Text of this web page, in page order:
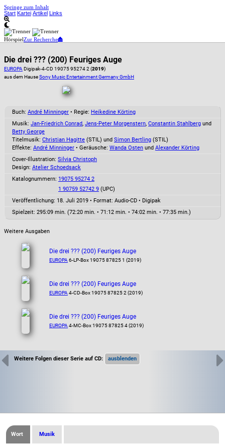
Springe zum Inhalt
Start Kartei Artikel Links
HörspielZur Recherche
Die drei ??? (200) Feuriges Auge
EUROPA Digipak-4-CD 19075 95274 2 (2019)
aus dem HauseSony Music Entertainment Germany GmbH
Buch: André Minninger • Regie: Heikedine Körting
Musik: Jan-Friedrich Conrad, Jens-Peter Morgenstern, Constantin Stahlberg und
Betty George
Titelmusik: Christian Hagitte (STIL) und Simon Bertling (STIL)
Effekte: André Minninger • Geräusche: Wanda Osten und Alexander Körting
Cover-Illustration: Silvia Christoph
Design: Atelier Schoedsack
Katalognummern: 19075 95274 2
1 90759 52742 9 (UPC)
Veröffentlichung: 18. Juli 2019 • Format: Audio-CD • Digipak
Spielzeit: 295:09 min. (72:20 min. • 71:12 min. • 74:02 min. • 77:35 min.)
Weitere Ausgaben
Die drei ??? (200) Feuriges Auge
EUROPA6-LP-Box 19075 87825 1 (2019)
Die drei ??? (200) Feuriges Auge
EUROPA4-CD-Box 19075 87825 2 (2019)
Die drei ??? (200) Feuriges Auge
EUROPA4-MC-Box 19075 87825 4 (2019)
Weitere Folgen dieser Serie auf CD:
Wort Musik